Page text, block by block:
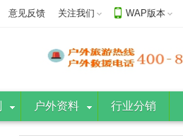
意见反馈 关注我们 WAP版本
户外资料 行业分销